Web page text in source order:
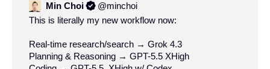
Min Choi @minchoi
This is literally my new workflow now:
Real-time research/search → Grok 4.3
Planning & Reasoning → GPT-5.5 XHigh